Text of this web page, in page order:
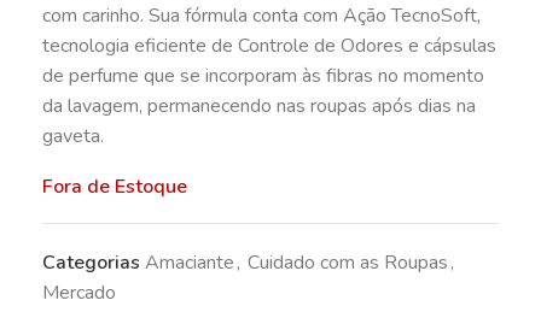
com carinho. Sua fórmula conta com Ação TecnoSoft,
tecnologia eficiente de Controle de Odores e cápsulas
de perfume que se incorporam às fibras no momento
da lavagem, permanecendo nas roupas após dias na
gaveta.
Fora de Estoque
Categorias Amaciante, Cuidado com as Roupas,
Mercado